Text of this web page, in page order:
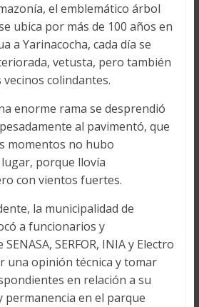
el emblemático árbol
ubica por más de 100 años en
a Yarinacocha, cada día se
vetusta, pero también
colindantes.
enorme rama se desprendió
al pavimentó, que
momentos no hubo
porque llovía
con vientos fuertes.
la municipalidad de
a funcionarios y
SERFOR, INIA y Electro
una opinión técnica y tomar
en relación a su
en el parque